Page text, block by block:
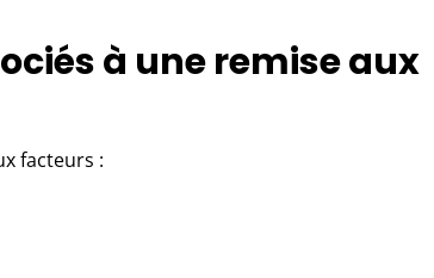
à une remise aux
facteurs :